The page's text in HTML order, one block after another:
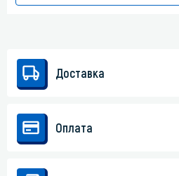
Доставка
Оплата